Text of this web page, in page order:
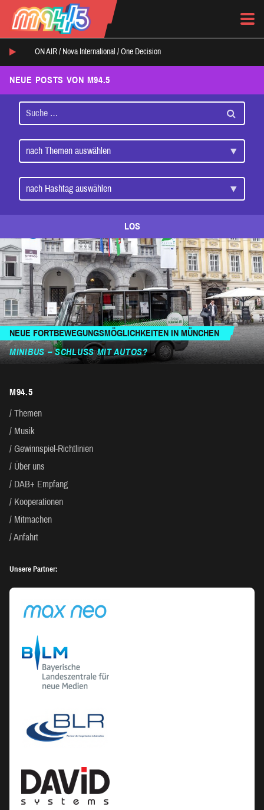
ON AIR / Nova International / One Decision
NEUE POSTS VON M94.5
LOS
NEUE FORTBEWEGUNGSMÖGLICHKEITEN IN MÜNCHEN
MINIBUS – SCHLUSS MIT AUTOS?
M94.5
Themen
Musik
Gewinnspiel-Richtlinien
Über uns
DAB+ Empfang
Kooperationen
Mitmachen
Anfahrt
Unsere Partner: